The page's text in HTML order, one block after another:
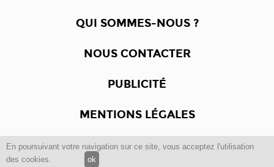
En poursuivant votre navigation sur ce site, vous acceptez l'utilisation
des cookies.
ok
QUI SOMMES-NOUS ?
NOUS CONTACTER
PUBLICITÉ
MENTIONS LÉGALES
Copyright © 2012 -2017Dewalgo- Tous droits réservés.